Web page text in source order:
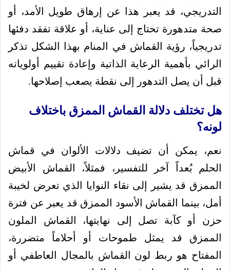
التدريجي، قد يعبر هذا عن إرهاق طويل الأمد، أو
صحة متدهورة تحتاج إلى عناية، أو علاقة تفقد دفئها
تدريجياً، رؤية القماش في المنام بهذا الشكل تذكر
الرائي بأهمية الرعاية الذاتية وإعادة تقييم أولوياته
قبل أن يصل التدهور إلى نقطة يصعب إصلاحها.
هل تختلف دلالة القماش الممزق باختلاف
لونه؟
نعم، يمكن أن تضيف دلالات الألوان في قماش
الحلم بُعداً آخر للتفسير، فمثلاً، القماش الأبيض
الممزق قد يشير إلى نقاء النوايا الذي تعرض لخيبة
أمل، بينما القماش الأسود الممزق قد يعبر عن فترة
حزن أو كآبة تصل إلى نهايتها، القماش الملون
الممزق قد يمثل طموحات أو أحلاماً متضررة،
المفتاح هو ربط لون القماش بالمجال العاطفي أو